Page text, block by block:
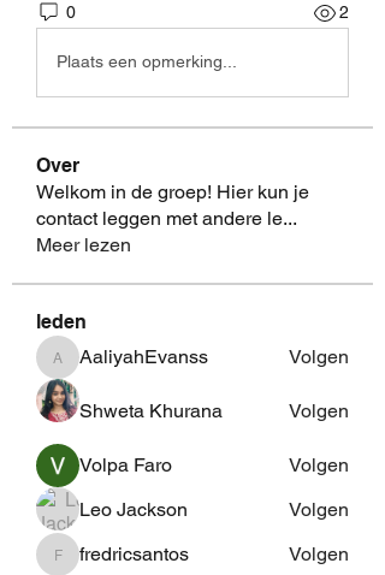
0 2
Plaats een opmerking...
Over
Welkom in de groep! Hier kun je
contact leggen met andere le...
Meer lezen
leden
AaliyahEvanss
AaliyahEvanss Volgen
Shweta Khurana Volgen
Volpa Faro
Volgen
Leo Jackson
Volgen
fredricsantos
fredricsantos
Volgen